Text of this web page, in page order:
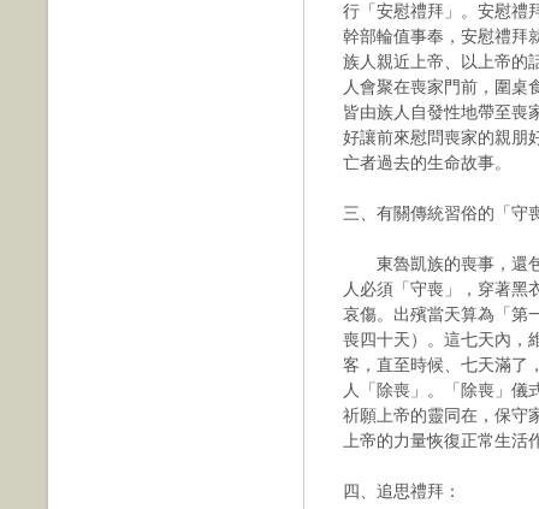
行「安慰禮拜」。安慰禮
幹部輪值事奉，安慰禮拜
族人親近上帝、以上帝的
人會聚在喪家門前，圍桌
皆由族人自發性地帶至喪
好讓前來慰問喪家的親朋
亡者過去的生命故事。
三、有關傳統習俗的「守
東魯凱族的喪事，還包
人必須「守喪」，穿著黑
哀傷。出殯當天算為「第
喪四十天）。這七天內，
客，直至時候、七天滿了
人「除喪」。「除喪」儀
祈願上帝的靈同在，保守
上帝的力量恢復正常生活
四、追思禮拜：